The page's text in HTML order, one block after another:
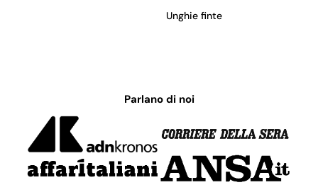
Unghie finte
Parlano di noi